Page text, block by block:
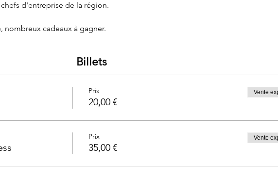
d'entreprise de la région.
nombreux cadeaux à gagner.
Billets
Prix
20,00 €
Vente
Prix
35,00 €
Vente